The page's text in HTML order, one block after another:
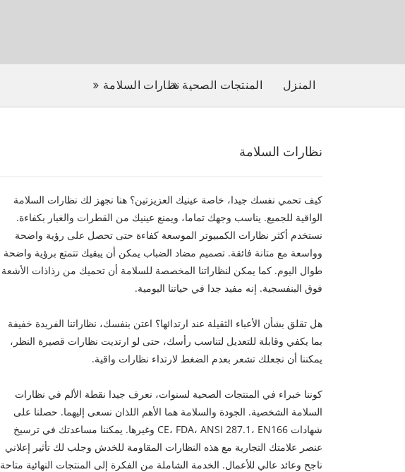
المنزل المنتجات الصحية نظارات السلامة
نظارات السلامة
كيف تحمي نفسك جيدا، خاصة عينيك العزيزتين؟ هنا نجهز لك نظارات السلامة
الواقية للجميع. يناسب وجهك تماما، ويمنع عينيك من القطرات والغبار بكفاءة.
نستخدم أكثر نظارات الكمبيوتر الموسعة كفاءة حتى تحصل على رؤية واضحة
وواسعة مع متانة فائقة. تصميم مضاد الضباب يمكن أن يبقيك تتمتع برؤية واضحة
طوال اليوم. كما يمكن لنظاراتنا المخصصة للسلامة أن تحميك من رذاذات الأشعة
فوق البنفسجية. إنه مفيد جدا في حياتنا اليومية.
هل تقلق بشأن الأعباء الثقيلة عند ارتدائها؟ اعتن بنفسك، نظاراتنا الفريدة خفيفة
بما يكفي وقابلة للتعديل لتناسب رأسك، حتى لو ارتديت نظارات قصيرة النظر،
يمكننا أن نجعلك تشعر بعدم الضغط لارتداء نظارات واقية.
كوننا خبراء في المنتجات الصحية لسنوات، نعرف جيدا نقطة الألم في نظارات
السلامة الشخصية. الجودة والسلامة هما الأهم اللذان نسعى إليهما. حصلنا على
شهادات CE، FDA، ANSI 287.1، EN166 وغيرها. يمكننا مساعدتك في ترسيخ
عنصر علامتك التجارية مع هذه النظارات المقاومة للخدش وجلب لك تأثير إعلاني
ناجح وعائد عالي للأعمال. الخدمة الشاملة من الفكرة إلى المنتجات النهائية متاحة